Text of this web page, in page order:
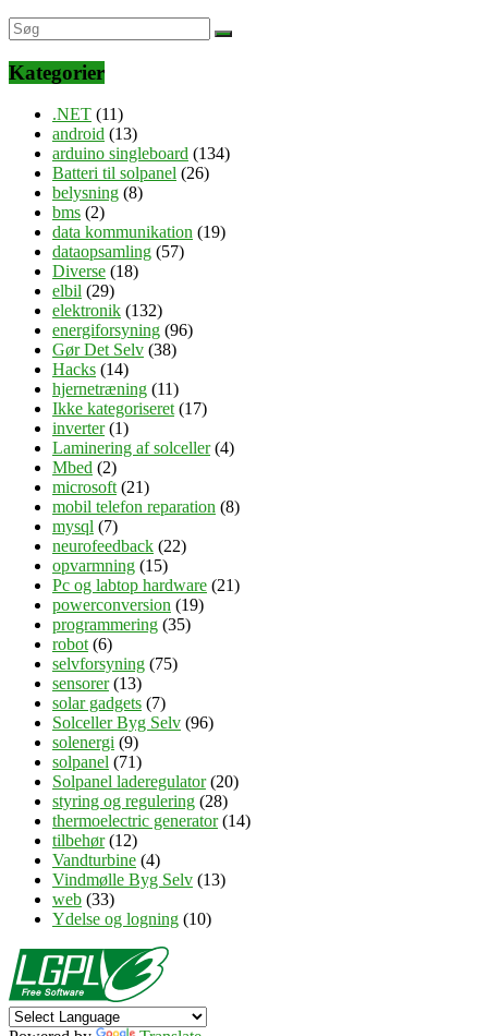
Kategorier
.NET (11)
android (13)
arduino singleboard (134)
Batteri til solpanel (26)
belysning (8)
bms (2)
data kommunikation (19)
dataopsamling (57)
Diverse (18)
elbil (29)
elektronik (132)
energiforsyning (96)
Gør Det Selv (38)
Hacks (14)
hjernetræning (11)
Ikke kategoriseret (17)
inverter(1)
Laminering af solceller(4)
Mbed (2)
microsoft (21)
mobil telefon reparation (8)
mysql (7)
neurofeedback (22)
opvarmning (15)
Pc og labtop hardware (21)
powerconversion (19)
programmering (35)
robot (6)
selvforsyning (75)
sensorer(13)
solar gadgets (7)
Solceller Byg Selv (96)
solenergi (9)
solpanel (71)
Solpanel laderegulator(20)
styring og regulering (28)
thermoelectric generator(14)
tilbehør(12)
Vandturbine (4)
Vindmølle Byg Selv (13)
web (33)
Ydelse og logning (10)